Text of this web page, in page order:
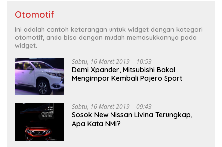
Otomotif
Ini adalah contoh keterangan untuk widget dengan kategori
otomotif, anda bisa dengan mudah memasukkannya pada
widget.
Sabtu, 16 Maret 2019 | 10:53
Demi Xpander, Mitsubishi Bakal
Mengimpor Kembali Pajero Sport
Sabtu, 16 Maret 2019 | 09:43
Sosok New Nissan Livina Terungkap,
Apa Kata NMI?